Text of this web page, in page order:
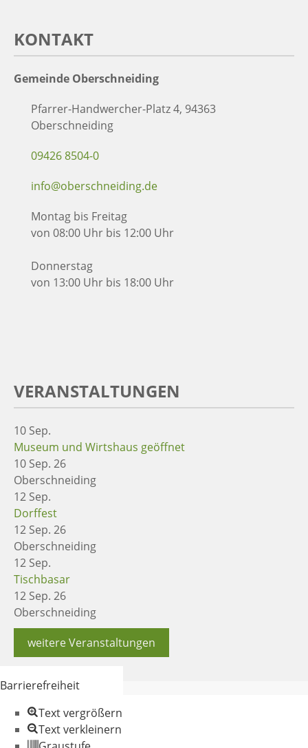
KONTAKT
Gemeinde Oberschneiding
Pfarrer-Handwercher-Platz 4, 94363
Oberschneiding
09426 8504-0
info@oberschneiding.de
Montag bis Freitag
von 08:00 Uhr bis 12:00 Uhr
Donnerstag
von 13:00 Uhr bis 18:00 Uhr
VERANSTALTUNGEN
10 Sep.
Museum und Wirtshaus geöffnet
10 Sep. 26
Oberschneiding
12 Sep.
Dorffest
12 Sep. 26
Oberschneiding
12 Sep.
Tischbasar
12 Sep. 26
Oberschneiding
weitere Veranstaltungen
Barrierefreiheit
Text vergrößern
Text verkleinern